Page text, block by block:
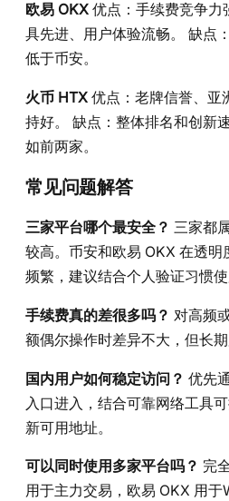
欧易 OKX 优点：手续费竞争力
具先进、用户体验流畅。 缺点
低于币安。
火币 HTX 优点：老牌信誉、亚
持好。 缺点：整体排名和创新
如前两家。
常见问题解答
三家平台哪个最安全？ 三家都
较高。币安和欧易 OKX 在透明
频繁，建议结合个人验证习惯使
手续费真的差很多吗？ 对高频
额偶尔操作时差异不大，但长期
国内用户如何稳定访问？ 优先
入口进入，结合可靠网络工具
新可用地址。
可以同时使用多家平台吗？ 完
用于主力交易，欧易 OKX 用于